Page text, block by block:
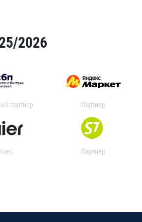
2026
партнер Партнер
Партнер